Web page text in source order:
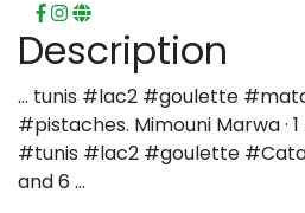
Description
… tunis #lac2 #goulette
#pistaches. Mimouni Marwa ·
#tunis #lac2 #goulette
and 6 …